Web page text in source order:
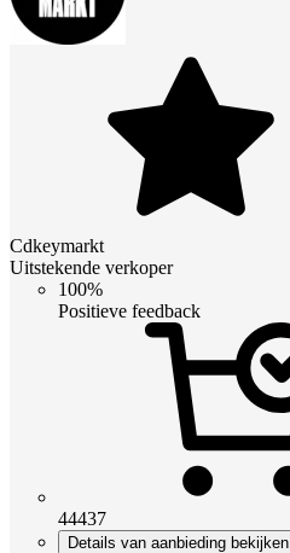
Cdkeymarkt
Uitstekende verkoper
100%
Positieve feedback
44437
Details van aanbieding bekijken